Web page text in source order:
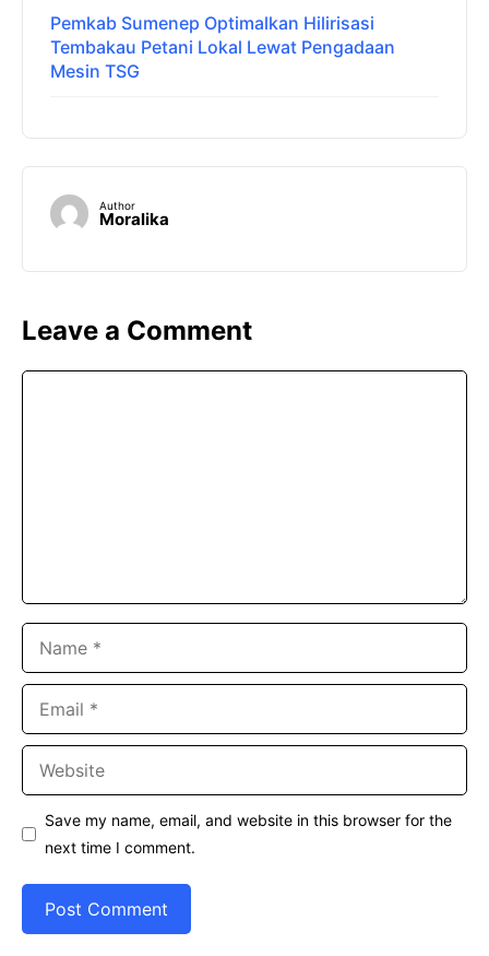
Pemkab Sumenep Optimalkan Hilirisasi
Tembakau Petani Lokal Lewat Pengadaan
Mesin TSG
Author
Moralika
Leave a Comment
Save my name, email, and website in this browser for the
next time I comment.